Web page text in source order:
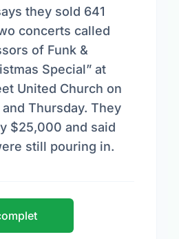
they sold 641
concerts called
of Funk &
Special” at
United Church on
Thursday. They
$25,000 and said
still pouring in.